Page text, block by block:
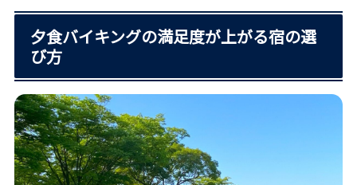
夕食バイキングの満足度が上がる宿の選
び方